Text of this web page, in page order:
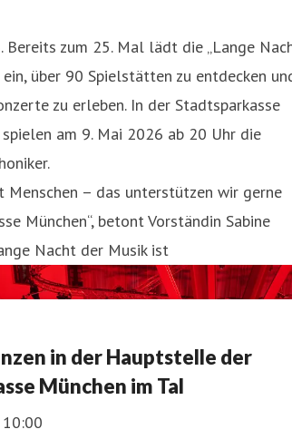
Bereits zum 25. Mal lädt die „Lange
ein, über 90 Spielstätten zu entdecken
zu erleben. In der Stadtsparkasse
am 9. Mai 2026 ab 20 Uhr die
Menschen – das unterstützen wir gerne
München“, betont Vorständin Sabine
Nacht der Musik ist
in der Hauptstelle der
München im Tal
10:00